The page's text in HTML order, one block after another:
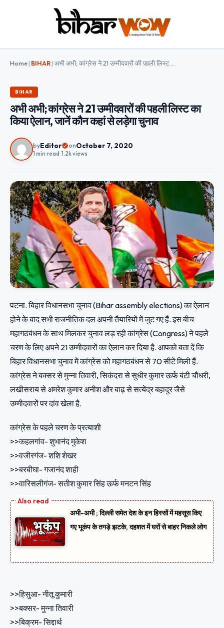
Home| BIHAR|
BIHAR
अभी अभी; कांग्रेस ने 21 उम्‍मीदवारों की पहली लिस्‍ट का
किया ऐलान, जानें कौन कहां से लड़ेगा चुनाव
byEditor onOctober 7, 2020
1 min read 1.2k views
पटना. बिहार विधानसभा चुनाव (Bihar assembly elections) का ऐलान
होने के बाद सभी राजनीतिक दल अपनी तैयारियों में जुट गए हैं. इस बीच
महागठबंधन के साथ मिलकर चुनाव लड़ रही कांग्रेस (Congress) ने पहले
चरण के लिए अपने 21 उम्‍मीदवारों का ऐलान कर दिया है. आपको बता दें कि
बिहार विधानसभा चुनाव में कांग्रेस को महागठबंधन से 70 सीटें मिली हैं.
कांग्रेस ने बक्सर से मुन्ना तिवारी, सिकंदरा से सुधीर कुमार ऊर्फ बंटी चौधरी,
लखीसराय से अमरेश कुमार अनीश और बाढ़ से सत्येंद्र बहादुर जैसे
उम्‍मीदवारों पर दांव खेला है.
कांग्रेस के पहले चरण के प्रत्याशी
>>कहलगांव- शुभानंद मुकेश
>>वजीरगंज- शशि शेखर
>>बरबीघा- गजानंद शाही
>>वारिसलीगंज- सतीश कुमार सिंह ऊर्फ मनटन सिंह
अभी-अभी ; दिल्ली समेत देश के इन हिस्सों में महसूस किए
गए भूकंप के तगड़े झटके, दहशत में घरों से बाहर निकले लोग
>>हिसुआ- नीतू कुमारी
>>बक्सर- मुन्ना तिवारी
>>बिक्रम- सिद्दार्थ